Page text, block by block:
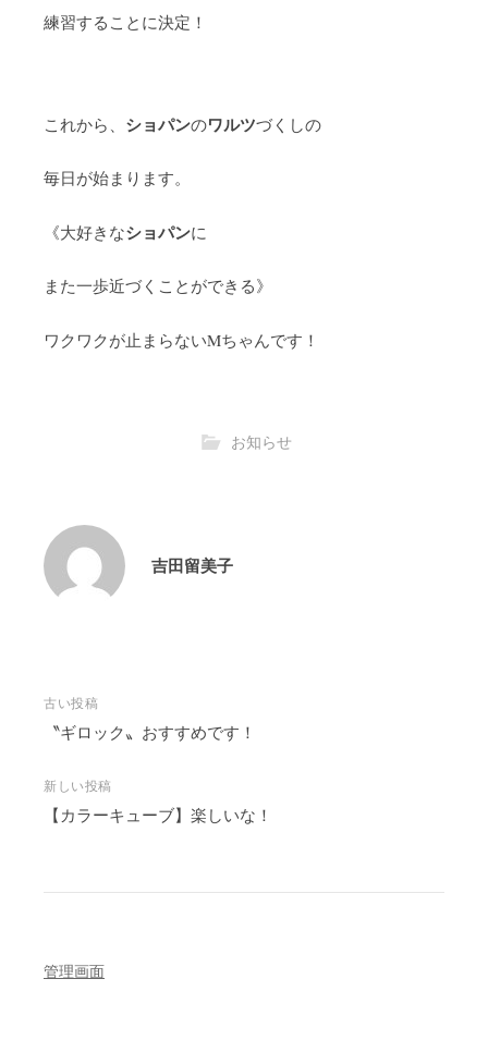
練習することに決定！
これから、 ショパンのワルツづくしの
毎日が始まります。
《大好きなショパンに
また一歩近づくことができる》
ワクワクが止まらないMちゃんです！
お知らせ
吉田留美子
投
稿
ビ
ゲ
古い投稿
〝ギロック〟おすすめです！
新しい投稿
【カラーキューブ】楽しいな！
管理画面